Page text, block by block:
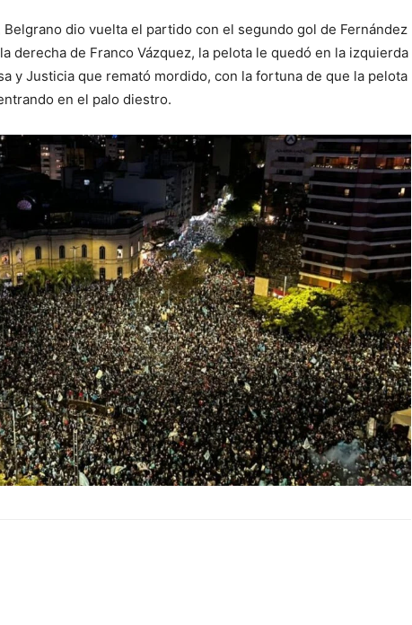
dio vuelta el partido con el segundo gol de Fernández
derecha de Franco Vázquez, la pelota le quedó en la izquierda
y Justicia que remató mordido, con la fortuna de que la pelota
en el palo diestro.